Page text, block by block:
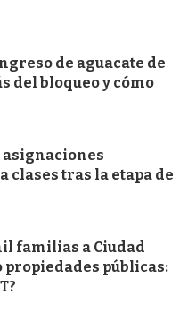
de aguacate de
del bloqueo y cómo
asignaciones
tras la etapa de
familias a Ciudad
propiedades públicas: